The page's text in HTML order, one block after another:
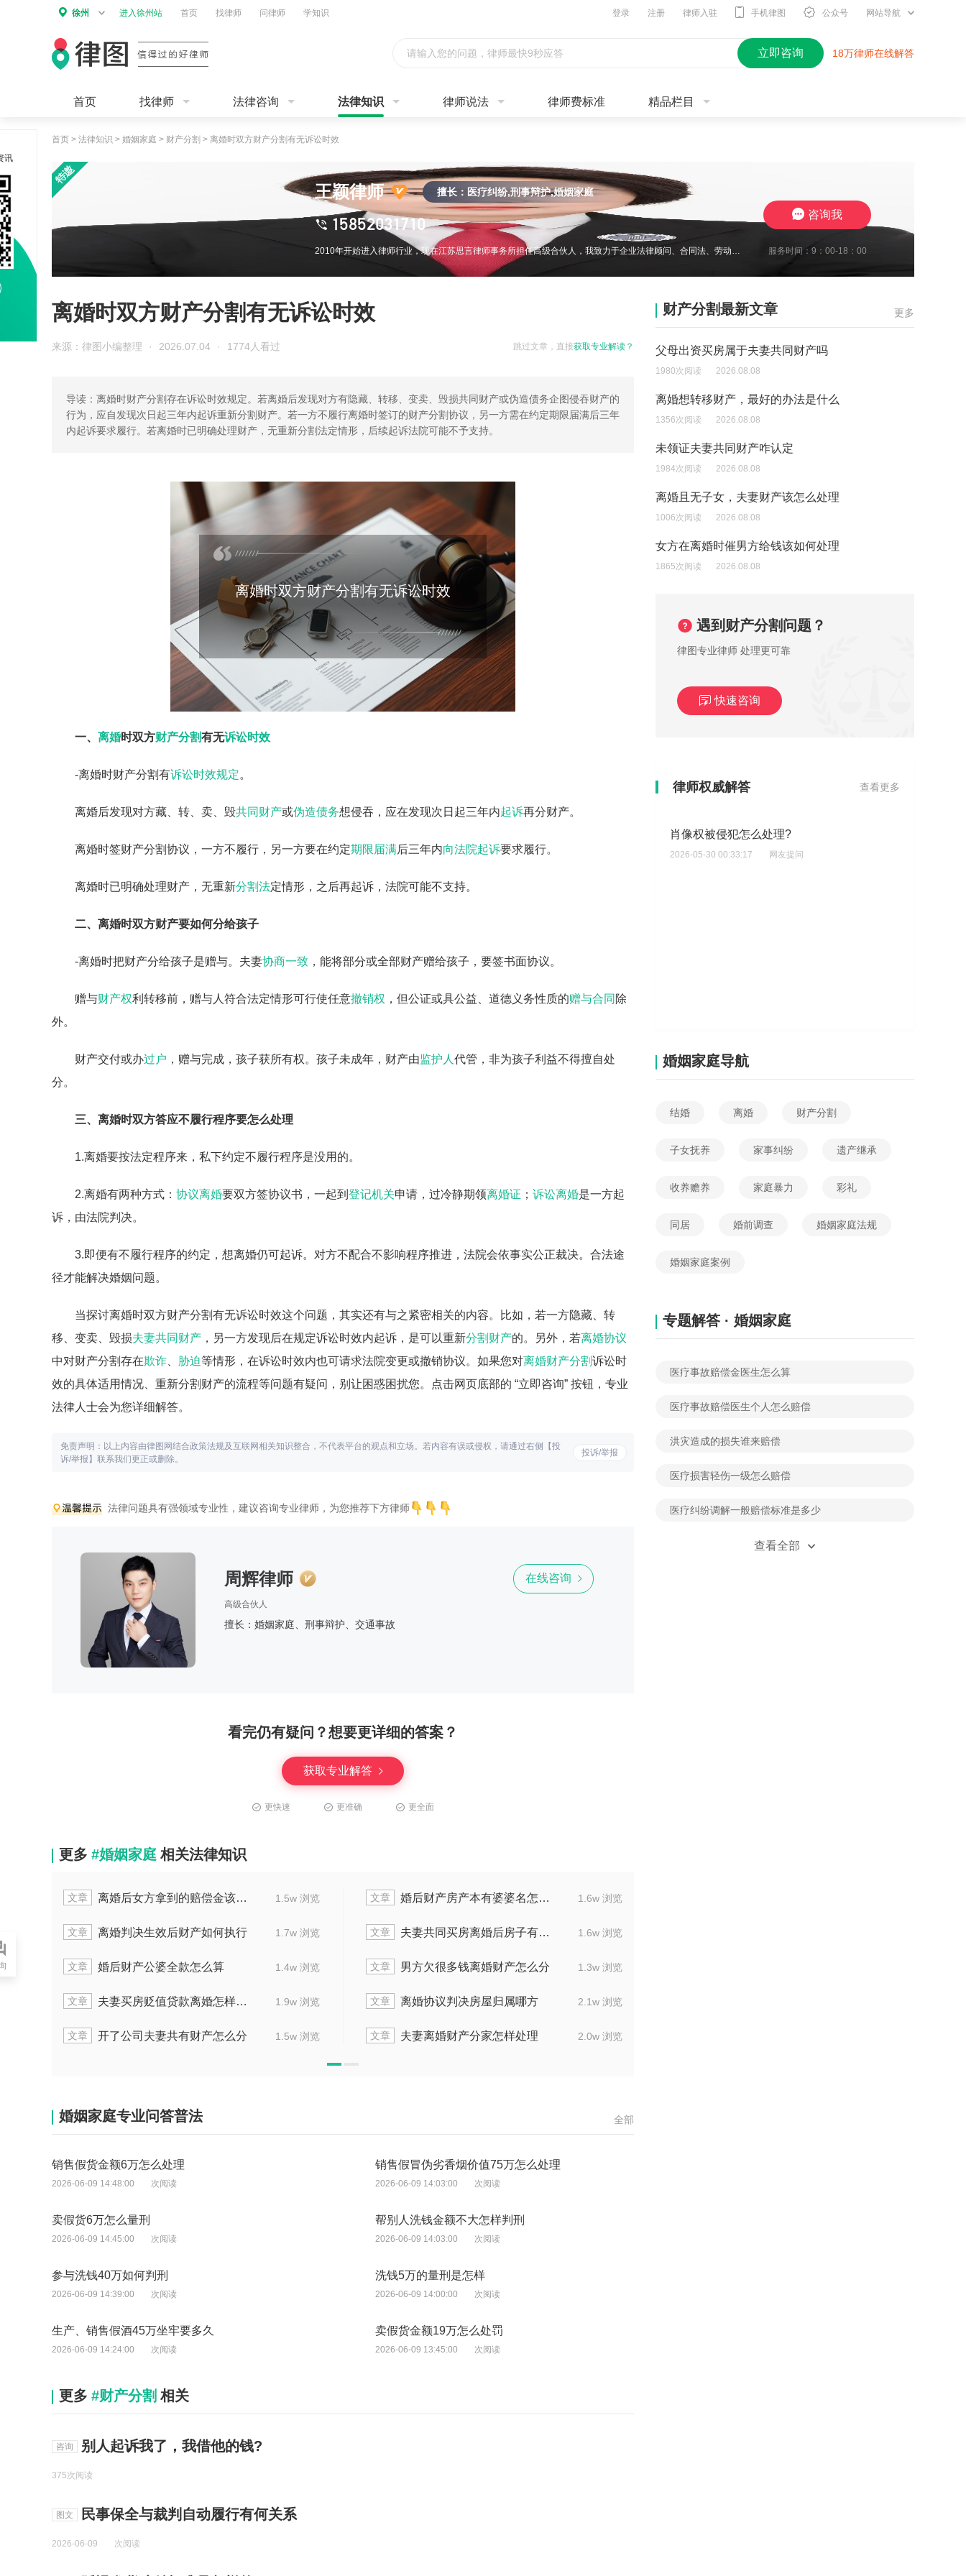
徐州 进入徐州站 首页 找律师 问律师 学知识 登录 注册 律师入驻 手机律图 公众号 网站导航
请输入您的问题，律师最快9秒应答 立即咨询 18万律师在线解答
首页 找律师 法律咨询 法律知识 律师说法 律师费标准 精品栏目
首页 > 法律知识 > 婚姻家庭 > 财产分割 > 离婚时双方财产分割有无诉讼时效
王颖律师 擅长：医疗纠纷,刑事辩护,婚姻家庭
15852031710
2010年开始进入律师行业，现在江苏思言律师事务所担任高级合伙人，我致力于企业法律顾问、合同法、劳动纠纷、工伤待遇赔偿、交通事故与保险合同研究、婚姻家事传承研究。至今累计承办1700余起案件，成功地维护了众多当事人的合法权益，取得了一系列出色的成绩，赢得了广大当事人的充分信赖及肯定。我在2024年10月份被评定为三级律师职称，我将继续要求自己勤勉尽责，注重熏陶品行与职业道德修养，为委托人提供了高效 服务时间：9：00-18：00
咨询我
离婚时双方财产分割有无诉讼时效
跳过文章，直接获取专业解读？
来源：律图小编整理 · 2026.07.04 · 1774人看过
导读：离婚时财产分割存在诉讼时效规定。若离婚后发现对方有隐藏、转移、变卖、毁损共同财产或伪造债务企图侵吞财产的
行为，应自发现次日起三年内起诉重新分割财产。若一方不履行离婚时签订的财产分割协议，另一方需在约定期限届满后三年
内起诉要求履行。若离婚时已明确处理财产，无重新分割法定情形，后续起诉法院可能不予支持。
离婚时双方财产分割有无诉讼时效
一、 离婚时双方财产分割有无诉讼时效
-离婚时财产分割有诉讼时效规定。
离婚后发现对方藏、转、卖、毁共同财产或伪造债务想侵吞，应在发现次日起三年内起诉再分财产。
离婚时签财产分割协议，一方不履行，另一方要在约定期限届满后三年内向法院起诉要求履行。
离婚时已明确处理财产，无重新分割法定情形，之后再起诉，法院可能不支持。
二、离婚时双方财产要如何分给孩子
-离婚时把财产分给孩子是赠与。夫妻协商一致 ，能将部分或全部财产赠给孩子，要签书面协议。
赠与财产权利转移前，赠与人符合法定情形可行使任意撤销权 ，但公证或具公益、道德义务性质的赠与合同 除
外。
财产交付或办过户 ，赠与完成，孩子获所有权。孩子未成年，财产由监护人 代管，非为孩子利益不得擅自处
分。
三、离婚时双方答应不履行程序要怎么处理
1.离婚要按法定程序来，私下约定不履行程序是没用的。
2.离婚有两种方式： 协议离婚要双方签协议书，一起到 登记机关申请，过冷静期领离婚证 ； 诉讼离婚是一方起
诉，由法院判决。
3.即便有不履行程序的约定，想离婚仍可起诉。对方不配合不影响程序推进，法院会依事实公正裁决。合法途
径才能解决婚姻问题。
当探讨离婚时双方财产分割有无诉讼时效这个问题，其实还有与之紧密相关的内容。比如，若一方隐藏、转
移、变卖、毁损夫妻共同财产 ，另一方发现后在规定诉讼时效内起诉，是可以重新分割财产的。另外，若离婚协议
中对财产分割存在欺诈 胁迫等情形，在诉讼时效内也可请求法院变更或撤销协议。如果您对离婚财产分割诉讼时
效的具体适用情况、重新分割财产的流程等问题有疑问，别让困惑困扰您。点击网页底部的 “立即咨询” 按钮，专业
法律人士会为您详细解答。
投诉/举报
免责声明：以上内容由律图网结合政策法规及互联网相关知识整合，不代表平台的观点和立场。若内容有误或侵权，请通过右侧【投
诉/举报】联系我们更正或删除。
法律问题具有强领域专业性，建议咨询专业律师，为您推荐下方律师
周辉律师
高级合伙人
擅长：婚姻家庭、刑事辩护、交通事故
在线咨询
看完仍有疑问？想要更详细的答案？
获取专业解答
更快速 更准确 更全面
更多 #婚姻家庭 相关法律知识
1.6w 浏览
婚后财产房产本有婆婆名怎么分
1.6w 浏览
夫妻共同买房离婚后房子有公公的份吗
1.3w 浏览
男方欠很多钱离婚财产怎么分
2.1w 浏览
离婚协议判决房屋归属哪方
2.0w 浏览
夫妻离婚财产分家怎样处理
1.3w 浏览
文章 婚内出轨方财产怎么分 文章 婚姻过错方能分得什么财产
1.4w 浏览
文章 夫妻七年出差七年离婚怎么分 文章 离婚女方要孩子又要房子怎么办
1.9w 浏览
文章 女方婚内出轨转移财产男方怎么定罪 文章 分居财产分配标准是什么
1.5w 浏览
文章 婚后财产和个人债务怎么分 文章 离婚时入赘女婿怎么分财产
2.0w 浏览
文章 婚前夫妻共同财产买房怎么分 文章 有贷款房的夫妻离婚后财产怎么分
婚姻家庭专业问答普法 全部
销售假货金额6万怎么处理
2026-06-09 14:48:00 次阅读
卖假货6万怎么量刑
2026-06-09 14:45:00 次阅读
参与洗钱40万如何判刑
2026-06-09 14:39:00 次阅读
生产、销售假酒45万坐牢要多久
2026-06-09 14:24:00 次阅读
销售假冒伪劣香烟价值75万怎么处理
2026-06-09 14:03:00 次阅读
帮别人洗钱金额不大怎样判刑
2026-06-09 14:03:00 次阅读
洗钱5万的量刑是怎样
2026-06-09 14:00:00 次阅读
卖假货金额19万怎么处罚
2026-06-09 13:45:00 次阅读
更多 #财产分割 相关
咨询 别人起诉我了，我借他的钱?
375次阅读
图文 民事保全与裁判自动履行有何关系
2026-06-09 次阅读
更多
财产分割最新文章
父母出资买房属于夫妻共同财产吗
1980次阅读 2026.08.08
离婚想转移财产，最好的办法是什么
1356次阅读 2026.08.08
未领证夫妻共同财产咋认定
1984次阅读 2026.08.08
离婚且无子女，夫妻财产该怎么处理
1006次阅读 2026.08.08
女方在离婚时催男方给钱该如何处理
1865次阅读 2026.08.08
遇到财产分割问题？
律图专业律师 处理更可靠
快速咨询
律师权威解答 查看更多
肖像权被侵犯怎么处理?
2026-05-30 00:33:17 网友提问
婚姻家庭导航
结婚 离婚 财产分割
子女抚养 家事纠纷 遗产继承
收养赡养 家庭暴力 彩礼
同居 婚前调查 婚姻家庭法规
婚姻家庭案例
专题解答 · 婚姻家庭
医疗事故赔偿金医生怎么算
医疗事故赔偿医生个人怎么赔偿
洪灾造成的损失谁来赔偿
医疗损害轻伤一级怎么赔偿
医疗纠纷调解一般赔偿标准是多少
诊所误诊怎么要求赔偿查看全部
讯